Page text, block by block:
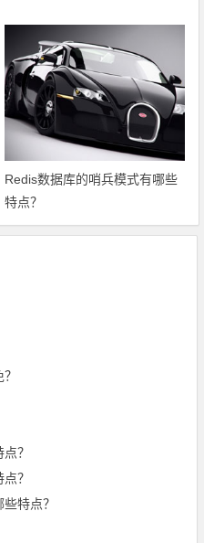
Redis数据库的哨兵模式有哪些
特点？
？
？
特点？